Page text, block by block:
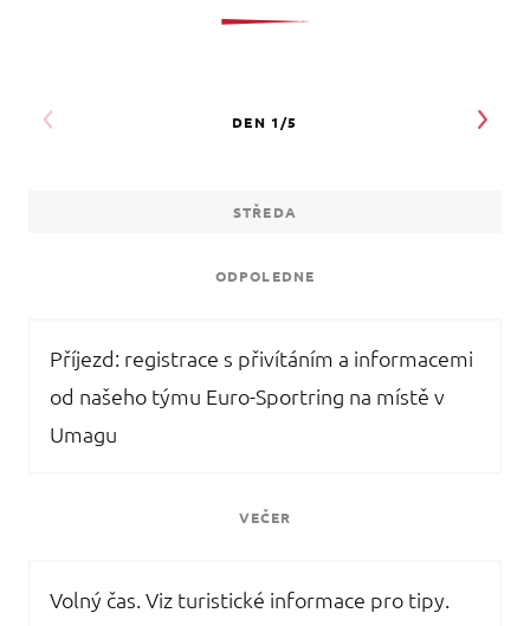
STŘEDA
ODPOLEDNE
Příjezd: registrace s přivítáním a informacemi
od našeho týmu Euro-Sportring na místě v
Umagu
VEČER
Volný čas. Viz turistické informace pro tipy.